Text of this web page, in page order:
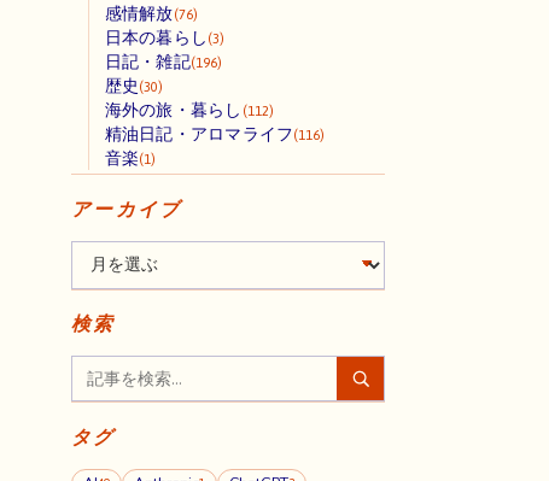
感情解放(76)
日本の暮らし (3)
日記・雑記(196)
歴史 (30)
海外の旅・暮らし (112)
精油日記・アロマライフ(116)
音楽(1)
アーカイブ
検索
タグ